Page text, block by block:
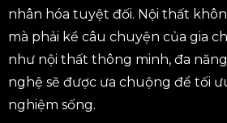
nhân hóa tuyệt đối. Nội thất
mà phải kể câu chuyện của gia
như nội thất thông minh, đa
nghệ sẽ được ưa chuộng để tối
nghiệm sống.